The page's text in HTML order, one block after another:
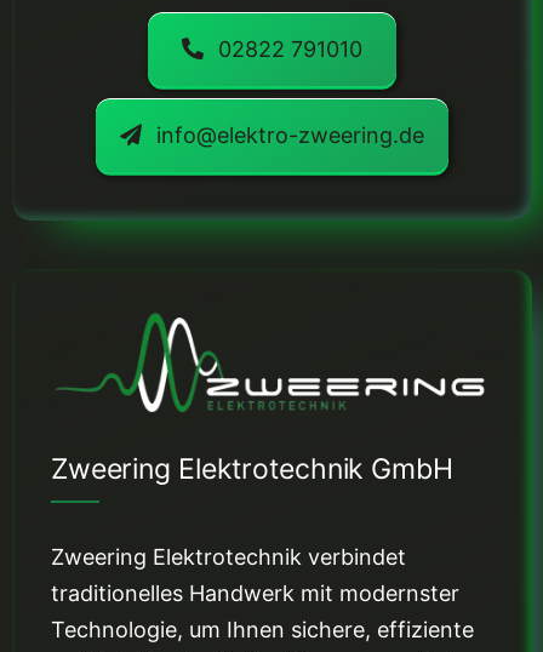
02822 791010
info@elektro-zweering.de
Zweering Elektrotechnik GmbH
Zweering Elektrotechnik verbindet
traditionelles Handwerk mit modernster
Technologie, um Ihnen sichere, effiziente